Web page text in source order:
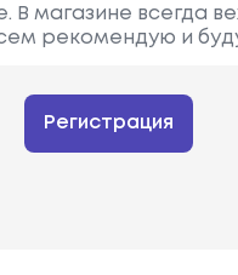
В магазине всегда
рекомендую и
Регистрация